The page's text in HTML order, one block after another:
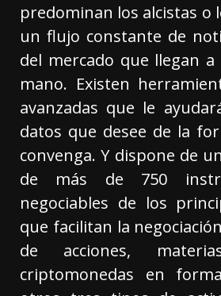
predominan los alcistas o
un flujo constante de
del mercado que llegan
mano. Existen
avanzadas que le
datos que desee de la
convenga. Y dispone de
de más de 750
negociables de los
que facilitan la
de acciones,
criptomonedas en